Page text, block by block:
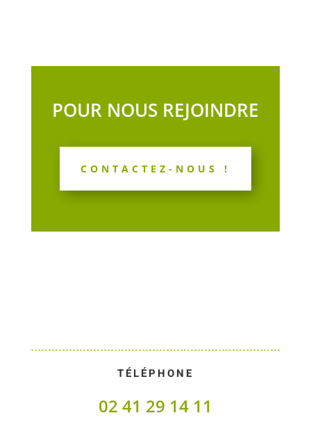
POUR NOUS REJOINDRE
CONTACTEZ-NOUS !
TÉLÉPHONE
02 41 29 14 11